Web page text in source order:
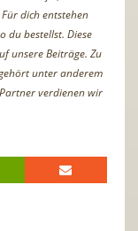
dich entstehen
du bestellst. Diese
unsere Beiträge. Zu
unter anderem
verdienen wir